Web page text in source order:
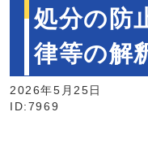
処分の防
律等の解
2026年5月25日
ID:7969